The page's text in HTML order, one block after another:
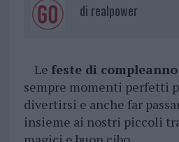
di realpower
Le feste di
sempre momenti perfetti
divertirsi e anche far
insieme ai nostri piccoli